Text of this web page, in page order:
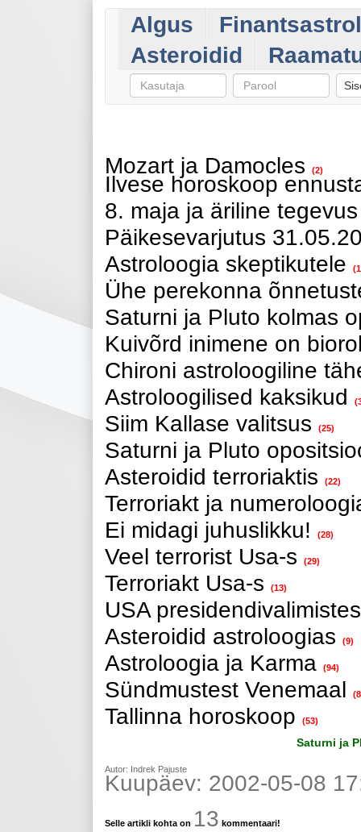
Algus
Asteroidid
Mozart ja Damocles (2)
Ilvese horoskoop
8. maja ja äriline tegevus
Päikesevarjutus
Astroloogia skeptikutele
Ühe perekonna
Saturni ja Pluto kolmas
Kuivõrd inimene on
Chironi astroloogiline
Astroloogilised kaksikud
Siim Kallase valitsus (25)
Saturni ja Pluto
Asteroidid terroriaktis
(22)
Terroriakt ja
Ei midagi juhuslikku!
(28)
Veel terrorist Usa-s (29)
Terroriakt Usa-s (13)
USA
Asteroidid astroloogias
(9)
Astroloogia ja Karma (94)
Sündmustest Venemaal
Tallinna horoskoop (53)
Saturni ja
Autor: Indrek Pajuste
Kuupäev: 2002-05-08
Selle artikli kohta on 13 kommentaari!